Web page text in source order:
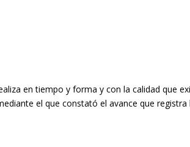
en tiempo y forma y con la calidad que
el que constató el avance que